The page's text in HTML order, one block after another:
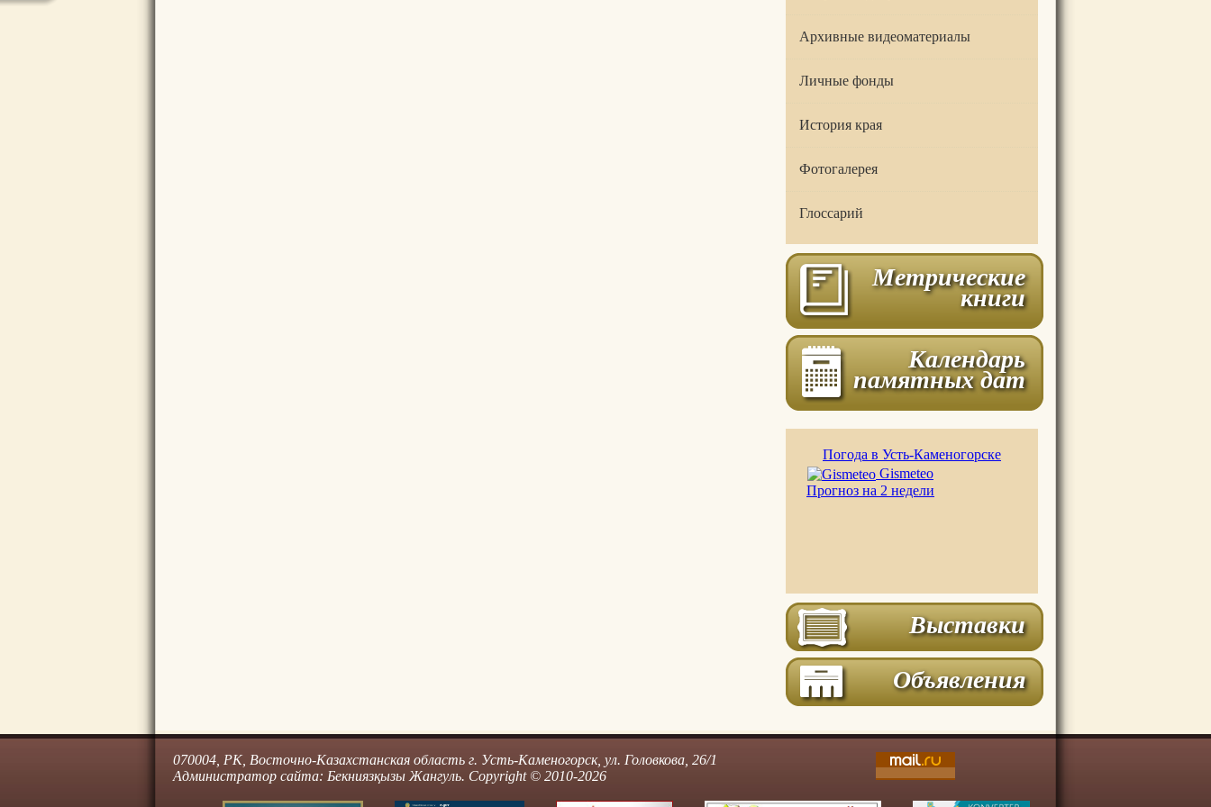
Архивные видеоматериалы
Личные фонды
История края
Фотогалерея
Глоссарий
Метрические
книги
Календарь
памятных дат
Погода в Усть-Каменогорске
Gismeteo
Прогноз на 2 недели
Выставки
Объявления
070004, РК, Восточно-Казахстанская область г. Усть-Каменогорск, ул. Головкова, 26/1
Администратор сайта: Бекниязқызы Жангуль. Copyright © 2010-2026